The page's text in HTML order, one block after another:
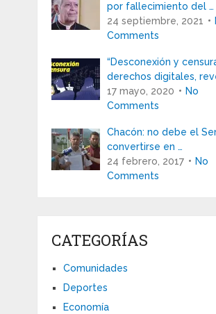
por fallecimiento del …
24 septiembre, 2021
Comments
“Desconexión y
derechos digitales,
17 mayo, 2020
No
Comments
Chacón: no debe el
convertirse en …
24 febrero, 2017
No
Comments
CATEGORÍAS
Comunidades
Deportes
Economía